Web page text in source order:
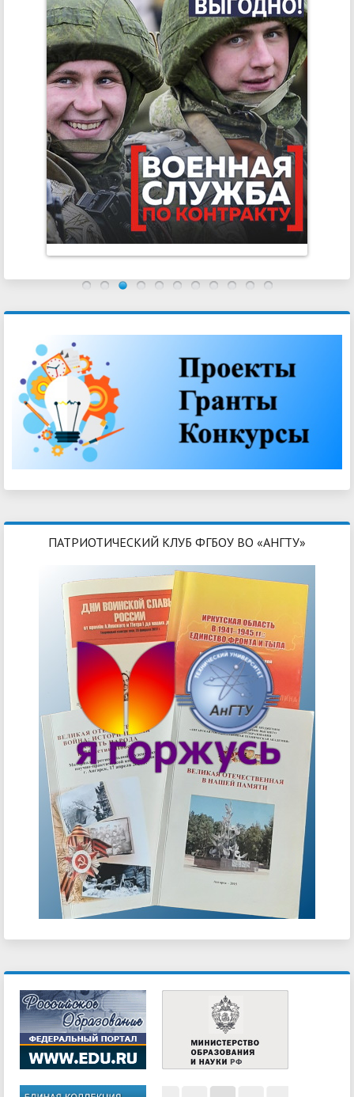
ПАТРИОТИЧЕСКИЙ КЛУБ ФГБОУ ВО «АНГТУ»